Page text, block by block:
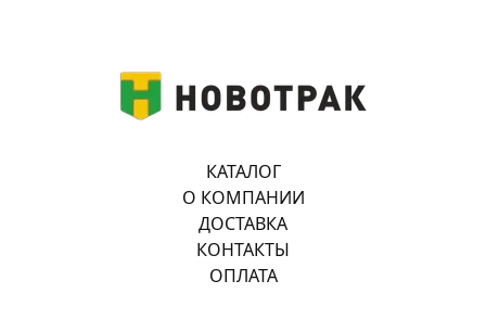
КАТАЛОГ
О КОМПАНИИ
ДОСТАВКА
КОНТАКТЫ
ОПЛАТА